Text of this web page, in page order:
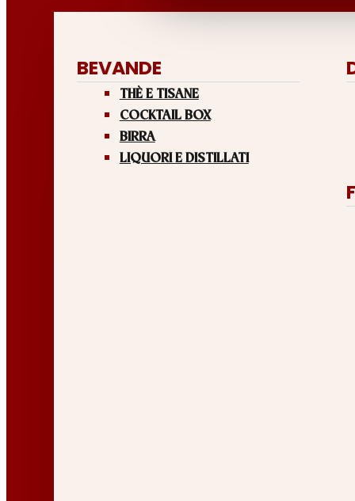
BEVANDE
THÈ E TISANE
COCKTAIL BOX
BIRRA
LIQUORI E DISTILLATI